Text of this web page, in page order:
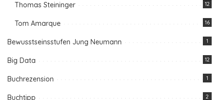
Thomas Steininger 12
Tom Amarque 16
Bewusstseinsstufen Jung Neumann 1
Big Data 12
Buchrezension 1
Buchtipp 2